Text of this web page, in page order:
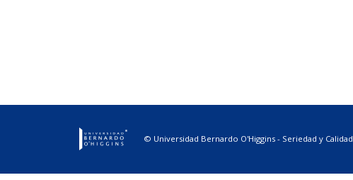
© Universidad Bernardo O'Higgins - Seriedad y Calidad